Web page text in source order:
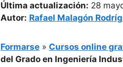
Última actualización: 28
Autor: Rafael Malagón
Formarse » Cursos online
del Grado en Ingeniería